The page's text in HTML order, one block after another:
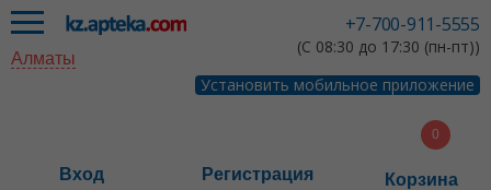
+7-700-911-5555
(С 08:30 до 17:30 (пн-пт))
Установить мобильное приложение
Алматы
Вход Регистрация Корзина